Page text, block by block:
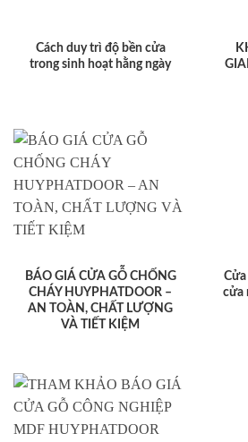
Cách duy trì độ bền cửa
trong sinh hoạt hằng ngày
BÁO GIÁ CỬA GỖ CHỐNG
CHÁY HUYPHATDOOR –
AN TOÀN, CHẤT LƯỢNG
VÀ TIẾT KIỆM
cửa